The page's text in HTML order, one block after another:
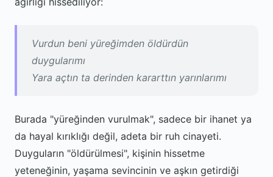
Vurdun beni yüreğimden öldürdün
duygularımı
Yara açtın ta derinden kararttın yarınlarımı
Burada "yüreğinden vurulmak", sadece bir ihanet ya
da hayal kırıklığı değil, adeta bir ruh cinayeti.
Duyguların "öldürülmesi", kişinin hissetme
yeteneğinin, yaşama sevincinin ve aşkın getirdiği